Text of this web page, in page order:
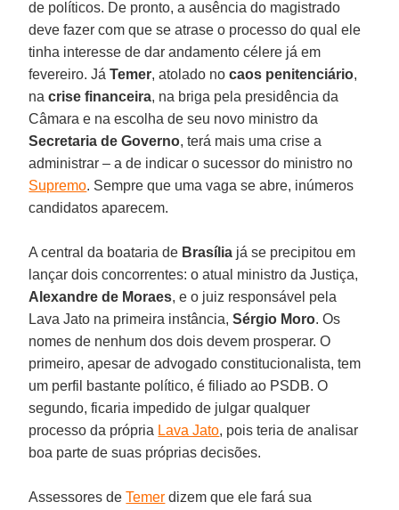
de políticos. De pronto, a ausência do magistrado
deve fazer com que se atrase o processo do qual ele
tinha interesse de dar andamento célere já em
fevereiro. JáTemer, atolado nocaos penitenciário,
nacrise financeira, na briga pela presidência da
Câmara e na escolha de seu novo ministro da
Secretaria de Governo, terá mais uma crise a
administrar – a de indicar o sucessor do ministro no
Supremo. Sempre que uma vaga se abre, inúmeros
candidatos aparecem.
A central da boataria de Brasília já se precipitou em
lançar dois concorrentes: o atual ministro da Justiça,
Alexandre de Moraes, e o juiz responsável pela
Lava Jato na primeira instância,Sérgio Moro. Os
nomes de nenhum dos dois devem prosperar. O
primeiro, apesar de advogado constitucionalista, tem
um perfil bastante político, é filiado ao PSDB. O
segundo, ficaria impedido de julgar qualquer
processo da própria Lava Jato, pois teria de analisar
boa parte de suas próprias decisões.
Assessores deTemer dizem que ele fará sua